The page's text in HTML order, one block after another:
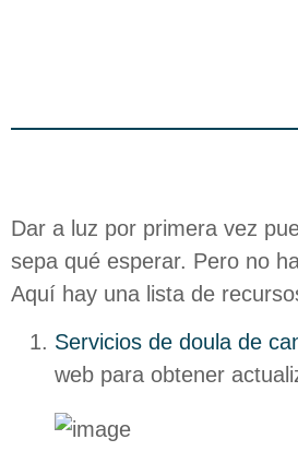
Dar a luz por primera vez
sepa qué esperar. Pero no
Aquí hay una lista de
Servicios de doula de
web para obtener